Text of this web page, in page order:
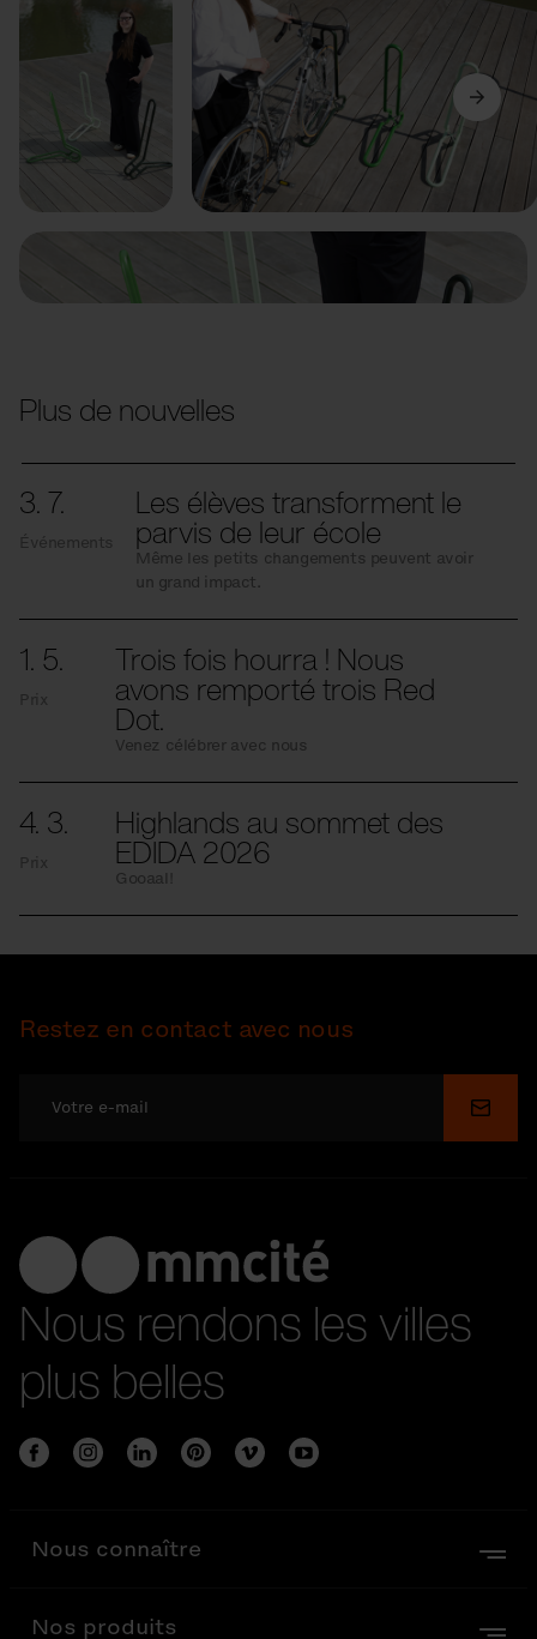
Précédent Suivant
Plus de nouvelles
3. 7.
Événements
Les élèves transforment le
parvis de leur école
Même les petits changements peuvent avoir
un grand impact.
1. 5.
Prix
Trois fois hourra ! Nous
avons remporté trois Red
Dot.
Venez célébrer avec nous
4. 3.
Prix
Highlands au sommet des
EDIDA 2026
Gooaal!
Restez en contact avec nous
Nous rendons les villes
plus belles
Nous connaître
Nos produits